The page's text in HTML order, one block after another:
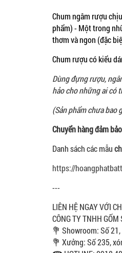
Chum ngâm rượu
phẩm) - Một trong
thơm và ngon (đặc
Chum rượu có kiểu
Dùng đựng rượu,
hảo cho những ai có
(Sản phẩm chưa bao
Chuyển hàng đảm
Danh sách các mẫu
https://
---
LIÊN HỆ NGAY VỚI
CÔNG TY TNHH
💐 Showroom: Số 21,
💐 Xưởng: Số 235,